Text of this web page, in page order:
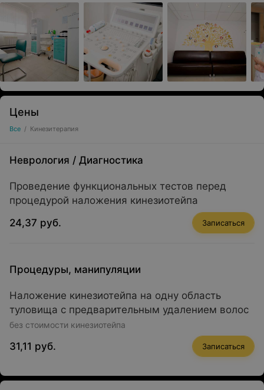
Цены
Все / Кинезитерапия
Неврология / Диагностика
Проведение функциональных тестов перед
процедурой наложения кинезиотейпа
24,37 руб.
Записаться
Процедуры, манипуляции
Наложение кинезиотейпа на одну область
туловища с предварительным удалением волос
без стоимости кинезиотейпа
31,11 руб. Записаться